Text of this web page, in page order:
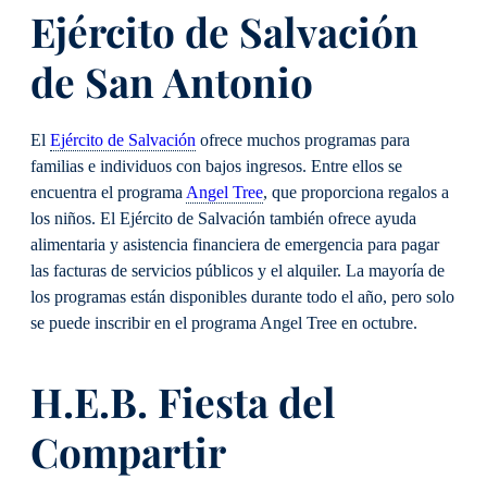
Ejército de Salvación
de San Antonio
El Ejército de Salvación ofrece muchos programas para
familias e individuos con bajos ingresos. Entre ellos se
encuentra el programaAngel Tree, que proporciona regalos a
los niños. El Ejército de Salvación también ofrece ayuda
alimentaria y asistencia financiera de emergencia para pagar
las facturas de servicios públicos y el alquiler. La mayoría de
los programas están disponibles durante todo el año, pero solo
se puede inscribir en el programa Angel Tree en octubre.
H.E.B. Fiesta del
Compartir